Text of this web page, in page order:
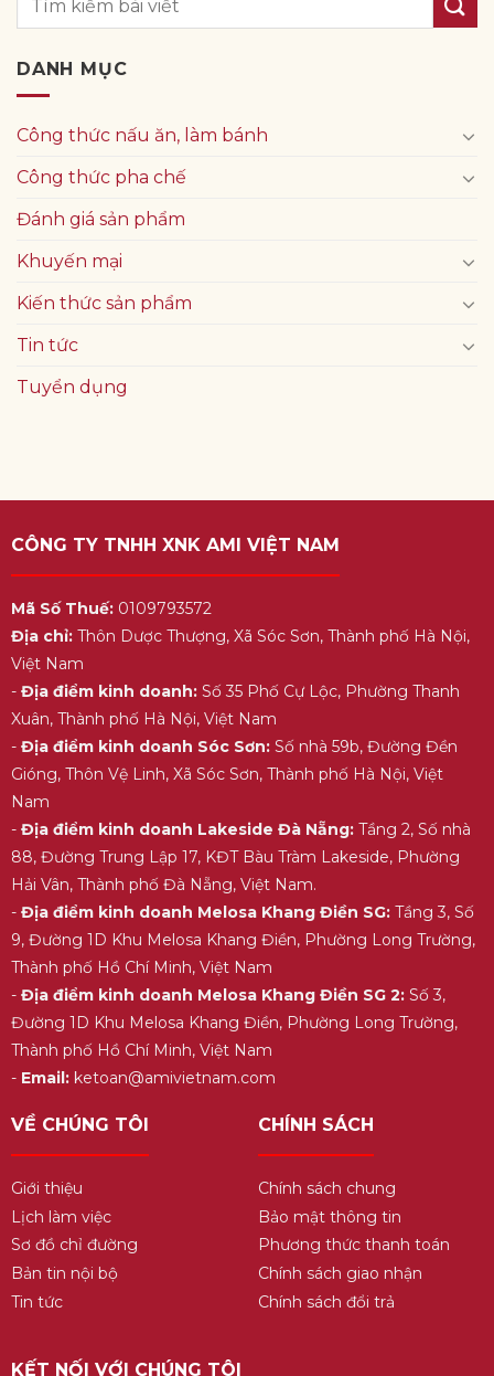
DANH MỤC
Công thức nấu ăn, làm bánh
Công thức pha chế
Đánh giá sản phẩm
Khuyến mại
Kiến thức sản phẩm
Tin tức
Tuyển dụng
CÔNG TY TNHH XNK AMI VIỆT NAM
Mã Số Thuế:0109793572
Địa chỉ:Thôn Dược Thượng, Xã Sóc Sơn, Thành phố Hà Nội,
Việt Nam
- Địa điểm kinh doanh:Số 35 Phố Cự Lộc, Phường Thanh
Xuân, Thành phố Hà Nội, Việt Nam
- Địa điểm kinh doanh Sóc Sơn:Số nhà 59b, Đường Đền
Gióng, Thôn Vệ Linh, Xã Sóc Sơn, Thành phố Hà Nội, Việt
Nam
- Địa điểm kinh doanh Lakeside Đà Nẵng:Tầng 2, Số nhà
88, Đường Trung Lập 17, KĐT Bàu Tràm Lakeside, Phường
Hải Vân, Thành phố Đà Nẵng, Việt Nam.
- Địa điểm kinh doanh Melosa Khang Điền SG:Tầng 3, Số
9, Đường 1D Khu Melosa Khang Điền, Phường Long Trường,
Thành phố Hồ Chí Minh, Việt Nam
- Địa điểm kinh doanh Melosa Khang Điền SG 2:Số 3,
Đường 1D Khu Melosa Khang Điền, Phường Long Trường,
Thành phố Hồ Chí Minh, Việt Nam
- Email:ketoan@amivietnam.com
VỀ CHÚNG TÔI
Giới thiệu
Lịch làm việc
Sơ đồ chỉ đường
Bản tin nội bộ
Tin tức
CHÍNH SÁCH
Chính sách chung
Bảo mật thông tin
Phương thức thanh toán
Chính sách giao nhận
Chính sách đổi trả
KẾT NỐI VỚI CHÚNG TÔI